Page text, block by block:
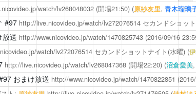
watch/lv268048032(開場21:50) (原紗友里, 青木瑠璃
#97 http://live.nicovideo.jp/watch/lv272076514セカンドショッ
放送 http://www.nicovideo.jp/watch/1470825743(2016/09/16
watch/lv272076514セカンドショットナイト(水曜) (
http://live.nicovideo.jp/watch/lv268047368(開場22:20) (沼倉愛美,
おまけ放送 http://www.nicovideo.jp/watch/1470822851